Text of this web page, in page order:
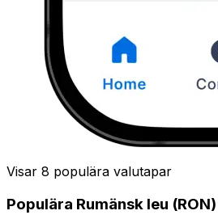
Visar 8 populära valutapar
Populära Rumänsk leu